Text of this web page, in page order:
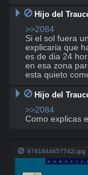
Hijo del
>>2084
Si el sol fuera
explicaria que
es de dia 24
en esa zona
esta quieto
Hijo del
>>2084
Como explicas
9781844657742i.jpg